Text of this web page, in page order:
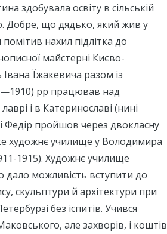
здобувала освіту в сільській
Добре, що дядько, який жив у
нахил підлітка до
майстерні Києво-
Їжакевича разом із
рр працював над
і в Катеринославі (нині
Федір пройшов через двокласну
художнє училище у Володимира
1915). Художнє училище
дало можливість вступити до
скульптури й архітектури при
без іспитів. Учився
але захворів, і коштів